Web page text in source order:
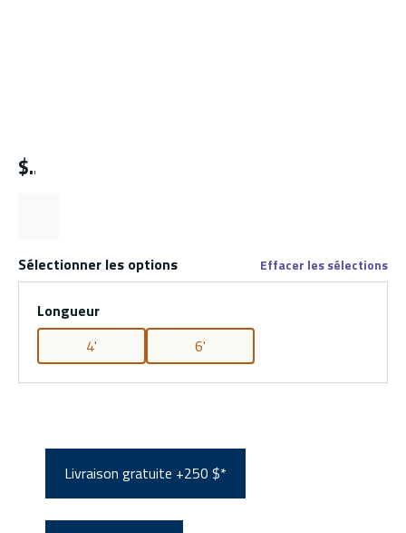
$
Sélectionner les options Effacer les sélections
Longueur
4'
6'
Livraison gratuite +250 $*